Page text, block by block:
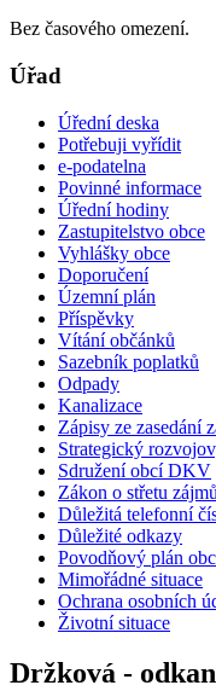
Bez časového omezení.
Úřad
Úřední deska
Potřebuji vyřídit
e-podatelna
Povinné informace
Úřední hodiny
Zastupitelstvo obce
Vyhlášky obce
Doporučení
Územní plán
Příspěvky
Vítání občánků
Sazebník poplatků
Odpady
Kanalizace
Zápisy ze zasedání
Strategický
Sdružení obcí DKV
Zákon o střetu zájmů
Důležitá telefonní
Důležité odkazy
Povodňový plán
Mimořádné situace
Ochrana osobních
Životní situace
Držková -